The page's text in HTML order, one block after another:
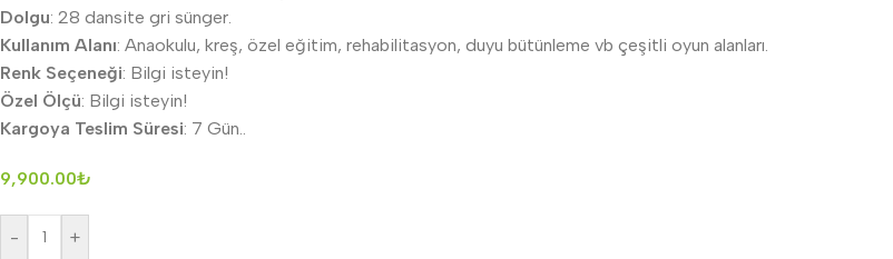
Dolgu: 28 dansite gri sünger.
Kullanım Alanı: Anaokulu, kreş, özel eğitim, rehabilitasyon, duyu bütünleme vb çeşitli oyun alanları.
Renk Seçeneği: Bilgi isteyin!
Özel Ölçü: Bilgi isteyin!
Kargoya Teslim Süresi: 7 Gün..
9,900.00₺
- +